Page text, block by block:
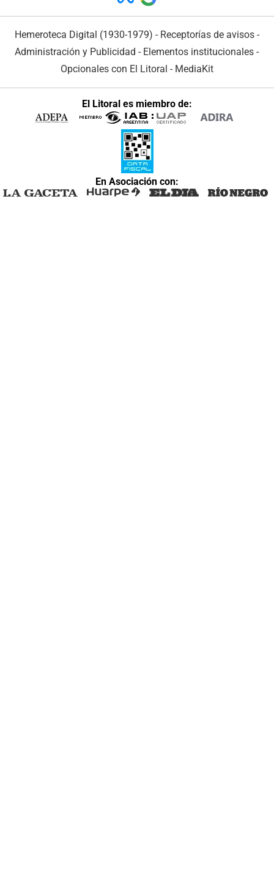
Hemeroteca Digital (1930-1979) - Receptorías de avisos -
Administración y Publicidad - Elementos institucionales -
Opcionales con El Litoral - MediaKit
El Litoral es miembro de:
En Asociación con: